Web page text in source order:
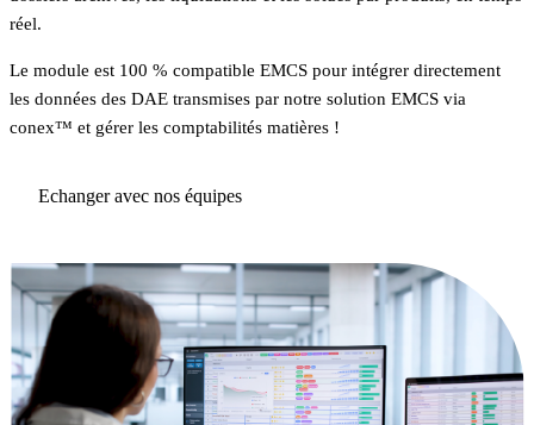
réel.
Le module est 100 % compatible EMCS pour intégrer directement
les données des DAE transmises par notre solution EMCS via
conex™ et gérer les comptabilités matières !
Echanger avec nos équipes